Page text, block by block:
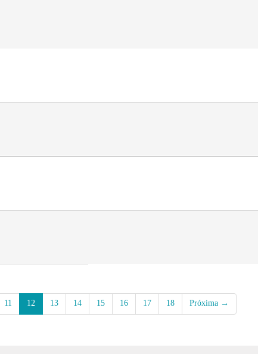
11 12 13 14 15 16 17 18 Próxima →